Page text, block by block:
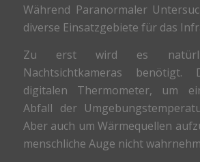
Während Paranormaler
diverse Einsatzgebiete für das
Zu erst wird es
Nachtsichtkameras
digitalen Thermometer, um
Abfall der
Aber auch um Wärmequellen
menschliche Auge nicht